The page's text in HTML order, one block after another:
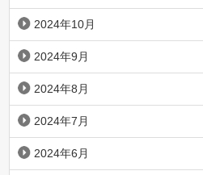
2024年10月
2024年9月
2024年8月
2024年7月
2024年6月